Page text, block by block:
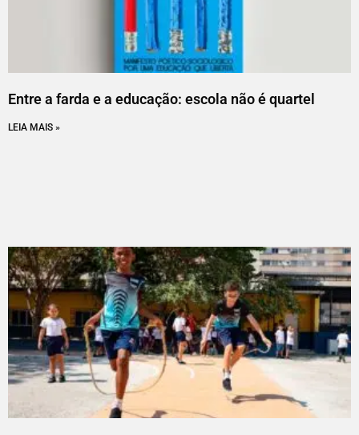
Entre a farda e a educação: escola não é quartel
LEIA MAIS »